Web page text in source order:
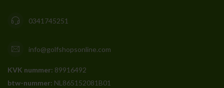
0341745251
info@golfshopsonline.com
KVK nummer: 89916492
btw-nummer: NL865152081B01